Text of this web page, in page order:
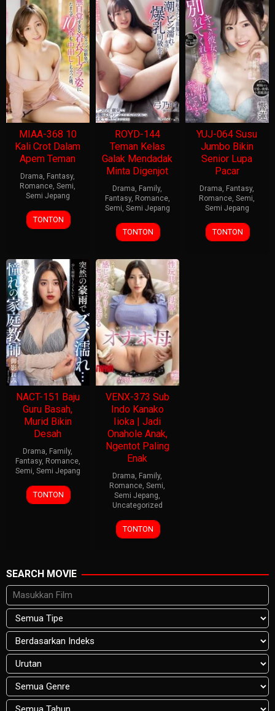
MIAA-368 10
Kali Crot Dalam
Apem Teman
Drama, Fantasy,
Romance,Semi,
Semi Jepang
TONTON
ROYD-144
Teman Kelas
Galak Mendadak
Minta Digenjot
Drama, Family,
Fantasy, Romance,
Semi, Semi Jepang
TONTON
YUJ-064 Susu
Jumbo Bikin
Senior Lupa
Pacar
Drama, Fantasy,
Romance,Semi,
Semi Jepang
TONTON
NACT-151 Baju
Guru Basah,
Murid Bikin
Desah
Drama, Family,
Fantasy, Romance,
Semi, Semi Jepang
TONTON
VENX-373 Sub
Indo Kanako
Iioka | Jadi
Onahole Anak,
Ngentot Paling
Enak
Drama, Family,
Romance,Semi,
Semi Jepang,
Uncategorized
TONTON
SEARCH MOVIE